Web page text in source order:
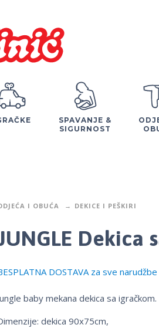
SPAVANJE &
SIGURNOST
I OBUĆA DEKICE I PEŠKIRI
Dekica
DOSTAVA za sve
baby mekana dekica sa igračkom.
dekica 90x75cm,